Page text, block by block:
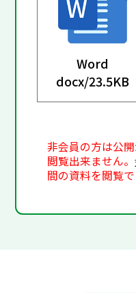
Word
docx/23.5KB
非会員の方は公
閲覧出来ません。
間の資料を閲覧で